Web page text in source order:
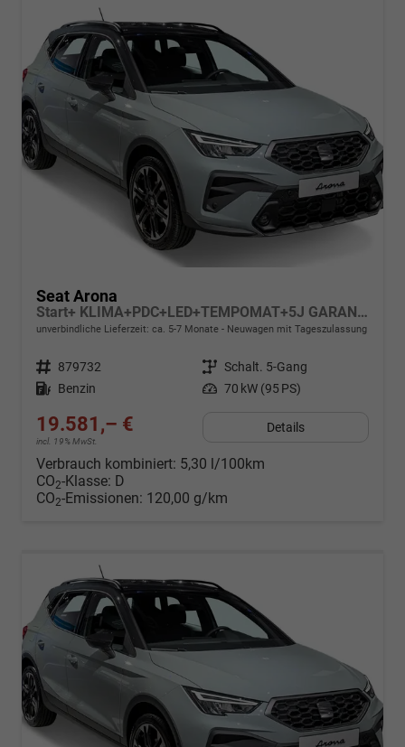
Seat Arona
Start+ KLIMA+PDC+LED+TEMPOMAT+5J GARANTIE+16" ALU
unverbindliche Lieferzeit: ca. 5-7 Monate Neuwagen mit Tageszulassung
Fahrzeugnr. 879732 Getriebe Schalt. 5-Gang
Kraftstoff Benzin Leistung 70 kW (95 PS)
19.581,– €
incl. 19% MwSt.
Details
Verbrauch kombiniert: 5,30 l/100km
CO2-Klasse: D
CO2-Emissionen: 120,00 g/km